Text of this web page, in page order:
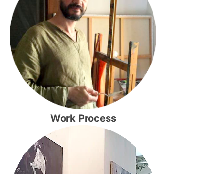
Work Process